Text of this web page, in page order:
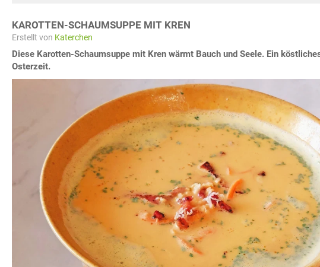
KAROTTEN-SCHAUMSUPPE MIT KREN
Erstellt von Katerchen
Diese Karotten-Schaumsuppe mit Kren wärmt Bauch und Seele. Ein
Osterzeit.